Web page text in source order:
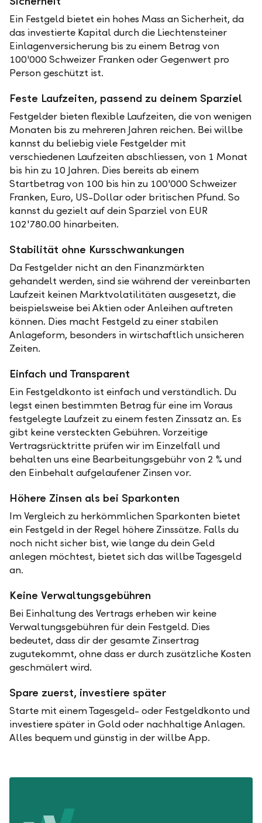
Ein Festgeld bietet ein hohes Mass an Sicherheit, da
das investierte Kapital durch die Liechtensteiner
Einlagenversicherung bis zu einem Betrag von
100'000 Schweizer Franken oder Gegenwert pro
Person geschützt ist.
Feste Laufzeiten, passend zu deinem Sparziel
Festgelder bieten flexible Laufzeiten, die von wenigen
Monaten bis zu mehreren Jahren reichen. Bei willbe
kannst du beliebig viele Festgelder mit
verschiedenen Laufzeiten abschliessen, von 1 Monat
bis hin zu 10 Jahren. Dies bereits ab einem
Startbetrag von 100 bis hin zu 100'000 Schweizer
Franken, Euro, US-Dollar oder britischen Pfund. So
kannst du gezielt auf dein Sparziel von EUR
102'780.00 hinarbeiten.
Stabilität ohne Kursschwankungen
Da Festgelder nicht an den Finanzmärkten
gehandelt werden, sind sie während der vereinbarten
Laufzeit keinen Marktvolatilitäten ausgesetzt, die
beispielsweise bei Aktien oder Anleihen auftreten
können. Dies macht Festgeld zu einer stabilen
Anlageform, besonders in wirtschaftlich unsicheren
Zeiten.
Einfach und Transparent
Ein Festgeldkonto ist einfach und verständlich. Du
legst einen bestimmten Betrag für eine im Voraus
festgelegte Laufzeit zu einem festen Zinssatz an. Es
gibt keine versteckten Gebühren. Vorzeitige
Vertragsrücktritte prüfen wir im Einzelfall und
behalten uns eine Bearbeitungsgebühr von 2 % und
den Einbehalt aufgelaufener Zinsen vor.
Höhere Zinsen als bei Sparkonten
Im Vergleich zu herkömmlichen Sparkonten bietet
ein Festgeld in der Regel höhere Zinssätze. Falls du
noch nicht sicher bist, wie lange du dein Geld
anlegen möchtest, bietet sich das willbe Tagesgeld
an.
Keine Verwaltungsgebühren
Bei Einhaltung des Vertrags erheben wir keine
Verwaltungsgebühren für dein Festgeld. Dies
bedeutet, dass dir der gesamte Zinsertrag
zugutekommt, ohne dass er durch zusätzliche Kosten
geschmälert wird.
Spare zuerst, investiere später
Starte mit einem Tagesgeld- oder Festgeldkonto und
investiere später in Gold oder nachhaltige Anlagen.
Alles bequem und günstig in der willbe App.